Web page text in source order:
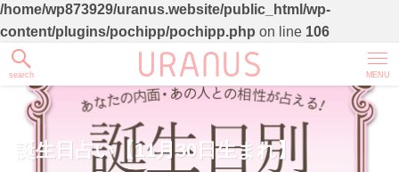
/home/wp873929/uranus.website/public_html/wp-
content/plugins/pochipp/pochipp.php on line 106
search MENU
誕生日占い【11月30日生まれ】